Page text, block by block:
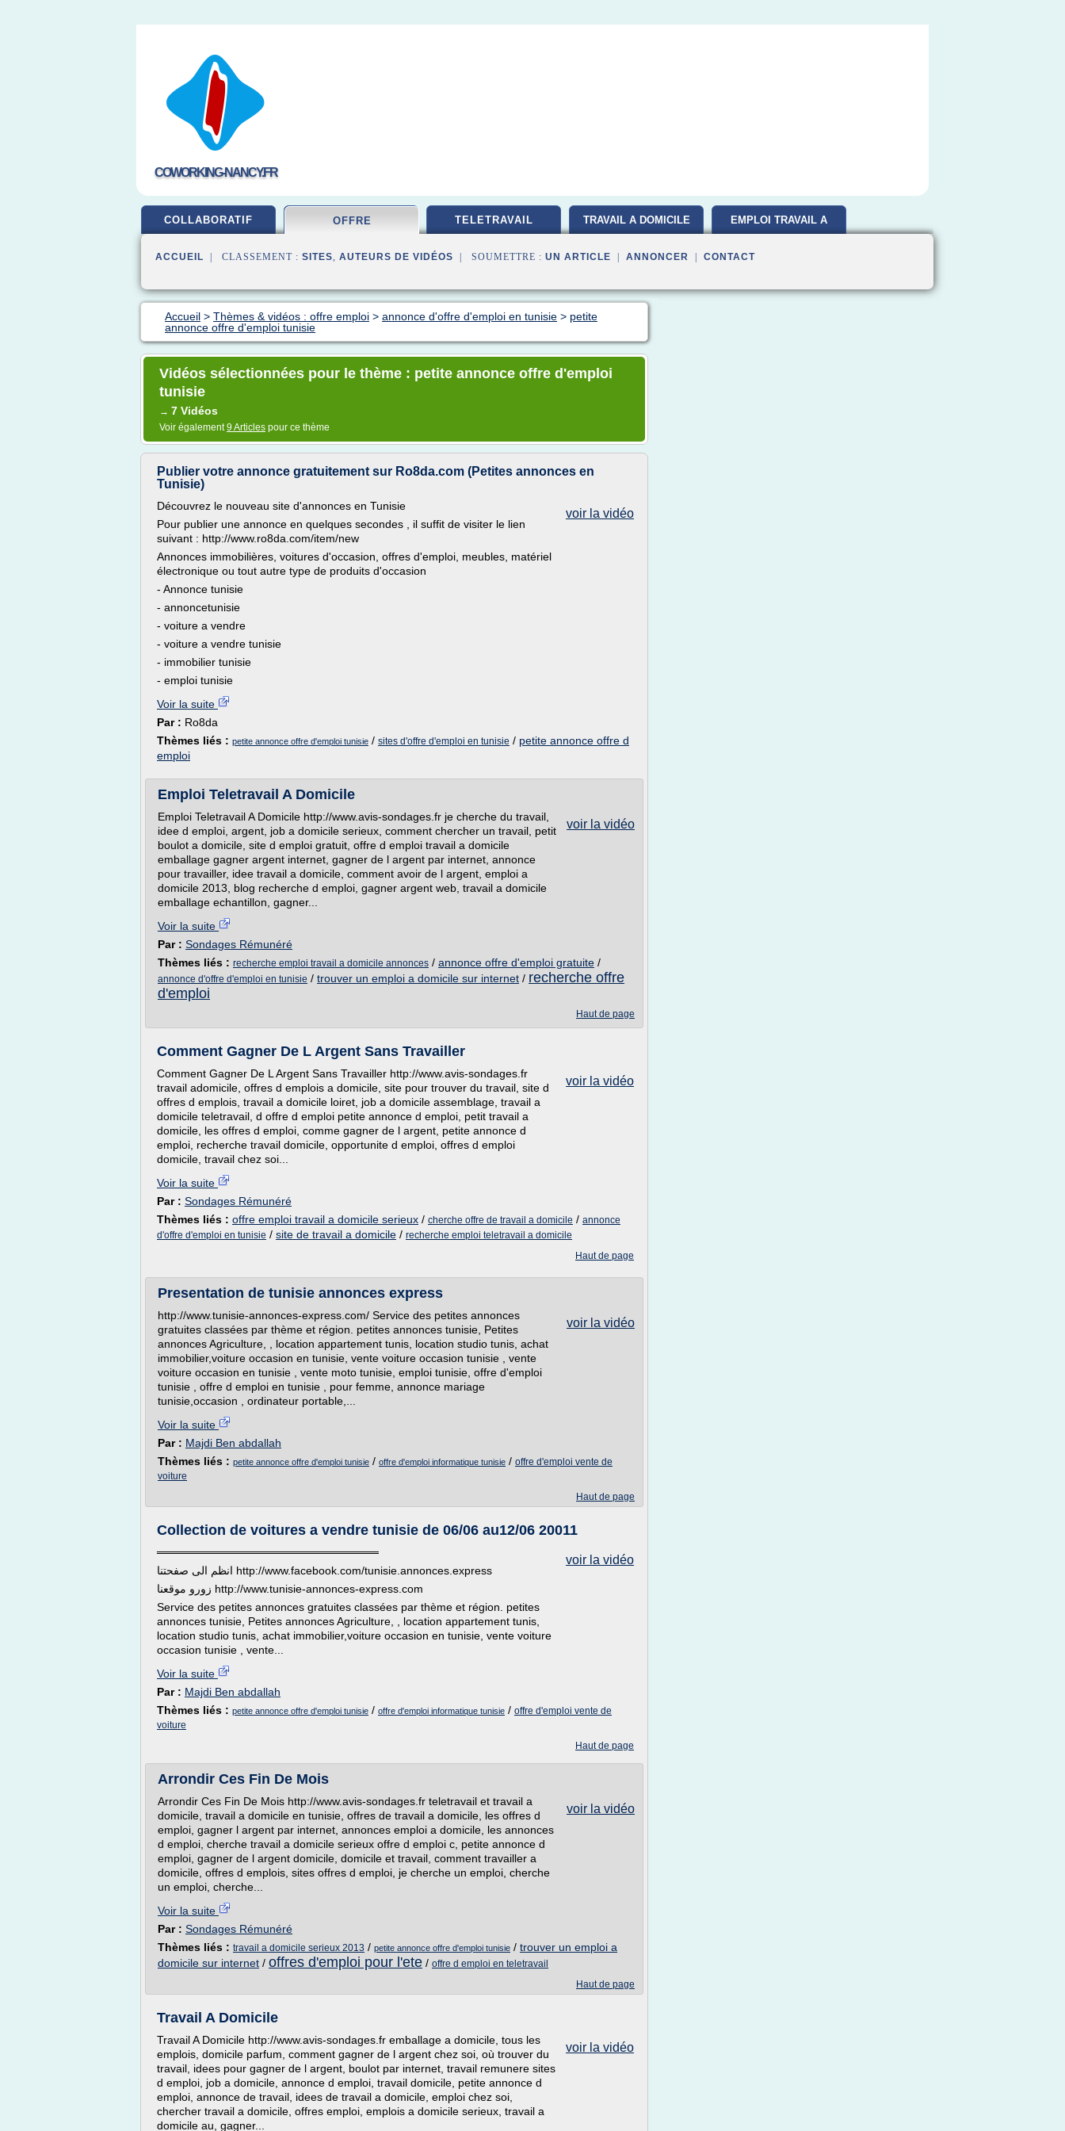
COWORKING-NANCY.FR
COLLABORATIF OFFRE TELETRAVAIL TRAVAIL A DOMICILE EMPLOI TRAVAIL A
ACCUEIL | CLASSEMENT : SITES, AUTEURS DE VIDÉOS | SOUMETTRE : UN ARTICLE ANNONCER CONTACT
Accueil > Thèmes & vidéos : offre emploi > annonce d'offre d'emploi en tunisie > petite
annonce offre d'emploi tunisie
Vidéos sélectionnées pour le thème : petite annonce offre d'emploi
tunisie
→ 7 Vidéos
Voir également9 Articles pour ce thème
Publier votre annonce gratuitement sur Ro8da.com (Petites annonces en
Tunisie)
voir la vidéo
Découvrez le nouveau site d'annonces en Tunisie
Pour publier une annonce en quelques secondes , il suffit de visiter le lien
suivant : http://www.ro8da.com/item/new
Annonces immobilières, voitures d'occasion, offres d'emploi, meubles, matériel
électronique ou tout autre type de produits d'occasion
- Annonce tunisie
- annoncetunisie
- voiture a vendre
- voiture a vendre tunisie
- immobilier tunisie
- emploi tunisie
Voir la suite
Par : Ro8da
Thèmes liés : petite annonce offre d'emploi tunisie / sites d'offre d'emploi en tunisie / petite annonce offre d
emploi
Emploi Teletravail A Domicile
voir la vidéo
Emploi Teletravail A Domicile http://www.avis-sondages.fr je cherche du travail,
idee d emploi, argent, job a domicile serieux, comment chercher un travail, petit
boulot a domicile, site d emploi gratuit, offre d emploi travail a domicile
emballage gagner argent internet, gagner de l argent par internet, annonce
pour travailler, idee travail a domicile, comment avoir de l argent, emploi a
domicile 2013, blog recherche d emploi, gagner argent web, travail a domicile
emballage echantillon, gagner...
Voir la suite
Par : Sondages Rémunéré
Thèmes liés : recherche emploi travail a domicile annonces / annonce offre d'emploi gratuite /
annonce d'offre d'emploi en tunisie / trouver un emploi a domicile sur internet / recherche offre
d'emploi
Haut de page
Comment Gagner De L Argent Sans Travailler
voir la vidéo
Comment Gagner De L Argent Sans Travailler http://www.avis-sondages.fr
travail adomicile, offres d emplois a domicile, site pour trouver du travail, site d
offres d emplois, travail a domicile loiret, job a domicile assemblage, travail a
domicile teletravail, d offre d emploi petite annonce d emploi, petit travail a
domicile, les offres d emploi, comme gagner de l argent, petite annonce d
emploi, recherche travail domicile, opportunite d emploi, offres d emploi
domicile, travail chez soi...
Voir la suite
Par : Sondages Rémunéré
Thèmes liés : offre emploi travail a domicile serieux / cherche offre de travail a domicile / annonce
d'offre d'emploi en tunisie / site de travail a domicile / recherche emploi teletravail a domicile
Haut de page
Presentation de tunisie annonces express
voir la vidéo
http://www.tunisie-annonces-express.com/ Service des petites annonces
gratuites classées par thème et région. petites annonces tunisie, Petites
annonces Agriculture, , location appartement tunis, location studio tunis, achat
immobilier,voiture occasion en tunisie, vente voiture occasion tunisie , vente
voiture occasion en tunisie , vente moto tunisie, emploi tunisie, offre d'emploi
tunisie , offre d emploi en tunisie , pour femme, annonce mariage
tunisie,occasion , ordinateur portable,...
Voir la suite
Par : Majdi Ben abdallah
Thèmes liés : petite annonce offre d'emploi tunisie / offre d'emploi informatique tunisie / offre d'emploi vente de
voiture
Haut de page
Collection de voitures a vendre tunisie de 06/06 au12/06 20011
voir la vidéo
════════════════════════════
انظم الى صفحتنا http://www.facebook.com/tunisie.annonces.express
زورو موقعنا http://www.tunisie-annonces-express.com
Service des petites annonces gratuites classées par thème et région. petites
annonces tunisie, Petites annonces Agriculture, , location appartement tunis,
location studio tunis, achat immobilier,voiture occasion en tunisie, vente voiture
occasion tunisie , vente...
Voir la suite
Par : Majdi Ben abdallah
Thèmes liés : petite annonce offre d'emploi tunisie / offre d'emploi informatique tunisie / offre d'emploi vente de
voiture
Haut de page
Arrondir Ces Fin De Mois
voir la vidéo
Arrondir Ces Fin De Mois http://www.avis-sondages.fr teletravail et travail a
domicile, travail a domicile en tunisie, offres de travail a domicile, les offres d
emploi, gagner l argent par internet, annonces emploi a domicile, les annonces
d emploi, cherche travail a domicile serieux offre d emploi c, petite annonce d
emploi, gagner de l argent domicile, domicile et travail, comment travailler a
domicile, offres d emplois, sites offres d emploi, je cherche un emploi, cherche
un emploi, cherche...
Voir la suite
Par : Sondages Rémunéré
Thèmes liés : travail a domicile serieux 2013 / petite annonce offre d'emploi tunisie / trouver un emploi a
domicile sur internet / offres d'emploi pour l'ete / offre d emploi en teletravail
Haut de page
Travail A Domicile
voir la vidéo
Travail A Domicile http://www.avis-sondages.fr emballage a domicile, tous les
emplois, domicile parfum, comment gagner de l argent chez soi, où trouver du
travail, idees pour gagner de l argent, boulot par internet, travail remunere sites
d emploi, job a domicile, annonce d emploi, travail domicile, petite annonce d
emploi, annonce de travail, idees de travail a domicile, emploi chez soi,
chercher travail a domicile, offres emploi, emplois a domicile serieux, travail a
domicile au, gagner...